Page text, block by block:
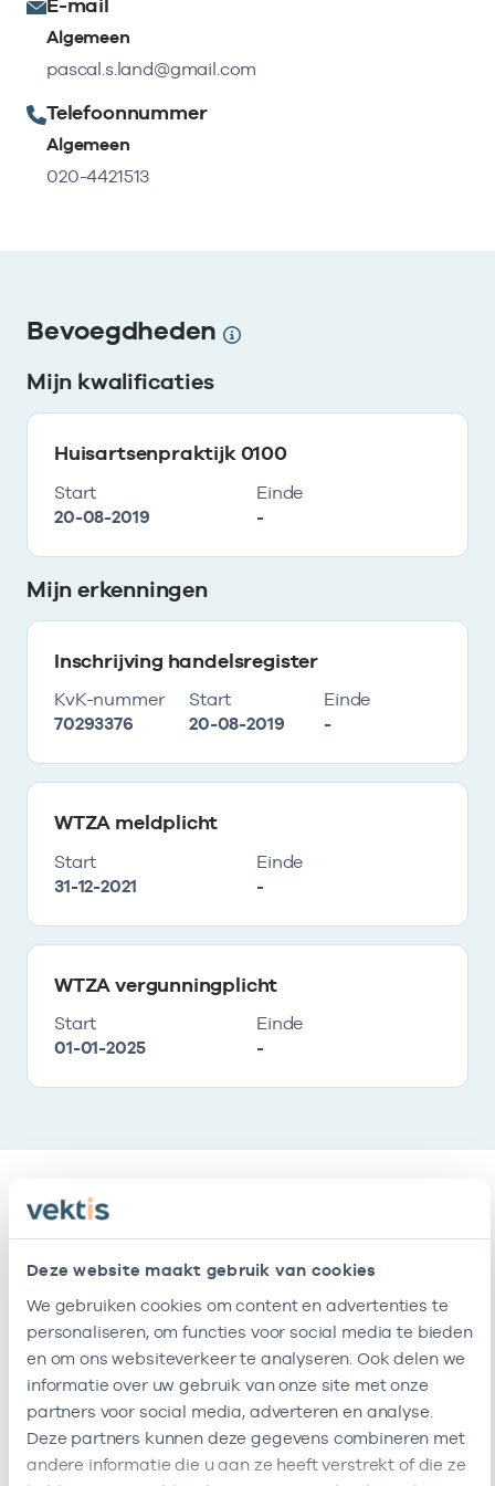
Deze website maakt gebruik van cookies
We gebruiken cookies om content en advertenties te
personaliseren, om functies voor social media te bieden
en om ons websiteverkeer te analyseren. Ook delen we
informatie over uw gebruik van onze site met onze
partners voor social media, adverteren en analyse.
Deze partners kunnen deze gegevens combineren met
andere informatie die u aan ze heeft verstrekt of die ze
E-mail
Algemeen
pascal.s.land@gmail.com
Telefoonnummer
Algemeen
020-4421513
Bevoegdheden
Mijn kwalificaties
Huisartsenpraktijk 0100
Start
20-08-2019
Einde
-
Mijn erkenningen
Inschrijving handelsregister
KvK-nummer
70293376
Start
20-08-2019
Einde
-
WTZA meldplicht
Start
31-12-2021
Einde
-
WTZA vergunningplicht
Start
01-01-2025
Einde
-
Vestigingen
Deze onderneming heeft de volgende
vestigingen
Naam Adres AGB-code
Huisarts
Land
- 20-08-2019